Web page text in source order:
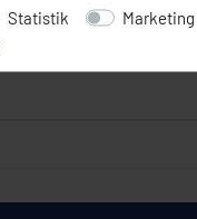
Statistik Marketing